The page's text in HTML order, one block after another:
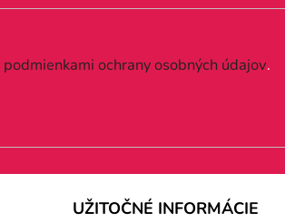
podmienkami ochrany osobných údajov.
UŽITOČNÉ INFORMÁCIE